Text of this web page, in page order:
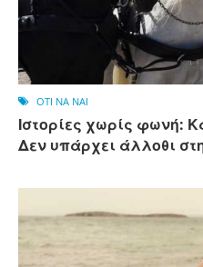
OTI NA NAI
Ιστορίες χωρίς φωνή:
Δεν υπάρχει άλλοθι